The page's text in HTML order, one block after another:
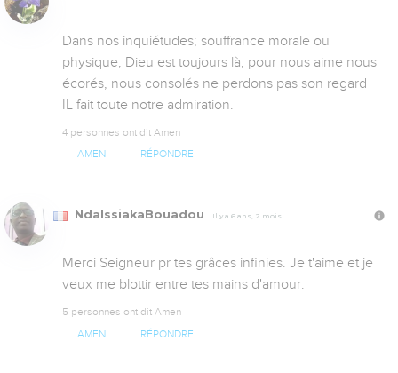
Dans nos inquiétudes; souffrance morale ou
physique; Dieu est toujours là, pour nous aime nous
écorés, nous consolés ne perdons pas son regard
IL fait toute notre admiration.
4 personnes ont dit Amen
AMEN RÉPONDRE
NdaIssiakaBouadou Il y a 6 ans, 2 mois
Merci Seigneur pr tes grâces infinies. Je t'aime et je
veux me blottir entre tes mains d'amour.
5 personnes ont dit Amen
AMEN RÉPONDRE